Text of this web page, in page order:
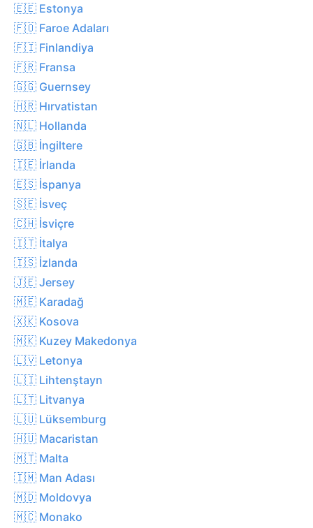
🇪🇪 Estonya
🇫🇴 Faroe Adaları
🇫🇮 Finlandiya
🇫🇷 Fransa
🇬🇬 Guernsey
🇭🇷 Hırvatistan
🇳🇱 Hollanda
🇬🇧 İngiltere
🇮🇪 İrlanda
🇪🇸 İspanya
🇸🇪 İsveç
🇨🇭 İsviçre
🇮🇹 İtalya
🇮🇸 İzlanda
🇯🇪 Jersey
🇲🇪 Karadağ
🇽🇰 Kosova
🇲🇰 Kuzey Makedonya
🇱🇻 Letonya
🇱🇮 Lihtenştayn
🇱🇹 Litvanya
🇱🇺 Lüksemburg
🇭🇺 Macaristan
🇲🇹 Malta
🇮🇲 Man Adası
🇲🇩 Moldovya
🇲🇨 Monako